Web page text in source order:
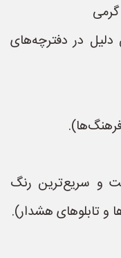
در دفترچه‌های
و سریع‌ترین رنگ
تابلوهای هشدار).